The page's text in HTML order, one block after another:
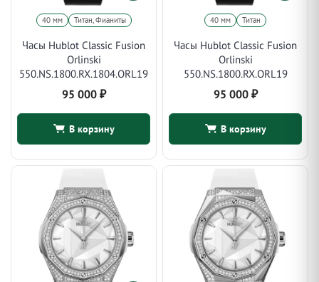
40 мм Титан, Фианиты
Часы Hublot Classic Fusion
Orlinski
550.NS.1800.RX.1804.ORL19
95 000 ₽
В корзину
40 мм Титан
Часы Hublot Classic Fusion
Orlinski
550.NS.1800.RX.ORL19
95 000 ₽
В корзину